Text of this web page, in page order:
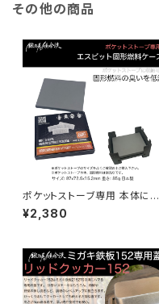
その他の商品
ポケットストーブ専用 本体に収
納できるエスビット固形燃料ケ
ース
¥2,380